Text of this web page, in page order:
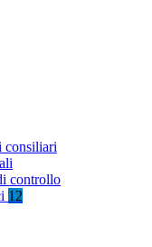
consiliari
controllo
12